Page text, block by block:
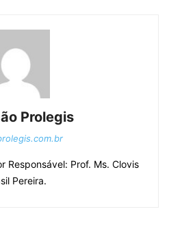
Prolegis
Responsável: Prof. Ms. Clovis
Pereira.